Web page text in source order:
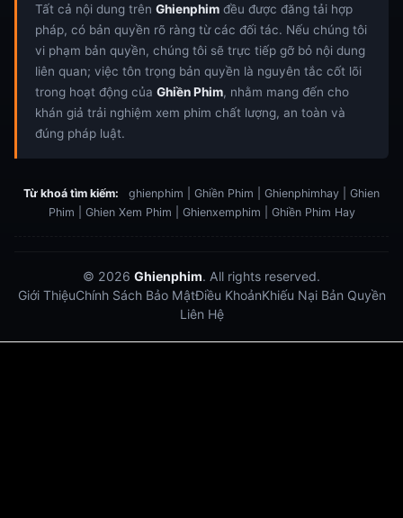
Tất cả nội dung trên Ghienphim đều được đăng tải hợp
pháp, có bản quyền rõ ràng từ các đối tác. Nếu chúng tôi
vi phạm bản quyền, chúng tôi sẽ trực tiếp gỡ bỏ nội dung
liên quan; việc tôn trọng bản quyền là nguyên tắc cốt lõi
trong hoạt động của Ghiền Phim, nhằm mang đến cho
khán giả trải nghiệm xem phim chất lượng, an toàn và
đúng pháp luật.
Từ khoá tìm kiếm:
ghienphim | Ghiền Phim | Ghienphimhay | Ghien
Phim | Ghien Xem Phim | Ghienxemphim | Ghiền Phim Hay
© 2026 Ghienphim. All rights reserved.
Giới ThiệuChính Sách Bảo MậtĐiều KhoảnKhiếu Nại Bản Quyền
Liên Hệ